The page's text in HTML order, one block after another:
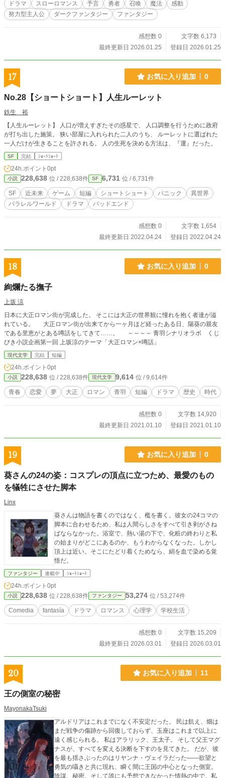
に、彼の運命は静かに、しかし確かに動き出す。 世界に拒ま
れた少年は、 果たしてどんな「英雄」になり、 どんな「人
ドラマ スローロマンス 予言 勇者 召喚 魔法
感動
努力型主人公
ダークファンタジー ファンタジー
感想数 0
文字数 6,173
最終更新日 2026.01.25
登録日 2026.01.25
17 お気に入り追加 0
No.28【ショートショート】人生ルーレット
鉄生 裕
【人生ルーレット】 人口が増えすぎたその惑星で、 人口調整を行うために政府
が打ち出した施策。 狭い部屋に入れられた二人のうち、 ルーレットに選ばれた
一人だけが生きることを許される。 人の生死を決める方法は、『運』だった。
SF 完結 ｼｮｰﾄｼｮｰﾄ
24h.ポイント 0pt
小説 228,638 位 / 228,638件 SF 6,731 位 / 6,731件
SF 近未来 ゲーム 短編 ショートショート パニック
異世界
パラレルワールド
ドラマ バッドエンド
感想数 0
文字数 1,654
最終更新日 2022.04.24
登録日 2022.04.24
18 お気に入り追加 0
絢爛たる撫子
上坂 涼
日本に大正ロマン街が完成した。 そこには大正の世界観に憧れを抱く者達が溢
れている。 大正ロマン街が出来てから一ヶ月ほど経ったある日、陽葵の親友
である里恵がとある噂話をしてきて……。 ～～～～ 青羽シナリオラボ くじ
びき小説企画第一回 上坂涼のテーマ「大正ロマン×噂話」
現代文学 完結 短編
24h.ポイント 0pt
小説 228,638 位 / 228,638件 現代文学 9,614 位 / 9,614件
青春 恋愛 夢 大正 ロマン 青羽 短編 ドラマ 歴史 時代
感想数 0
文字数 14,920
最終更新日 2021.01.10
登録日 2021.01.10
19 お気に入り追加 0
葵さんの24の姿：コスプレの頂点に立つため、最愛のもの
を犠牲にさせた脚本
Linx
葵さんは物語を書くのではなく、檻を書く。彼女の24コマの
脚本に合わせるため、私は人間らしさをすべて引き剥がさね
ばならなかった。浴室で、熱い湯の下で、化粧の終わりと私
の始まりがどこにあるのか、もうわからなくなった。しかし
頂上は近い。そこにたどり着くためなら、絹を血で染める覚
悟だ。
ファンタジー 連載中 ｼｮｰﾄｼｮｰﾄ
24h.ポイント 0pt
小説 228,638 位 / 228,638件 ファンタジー 53,274 位 / 53,274件
Comedia fantasía ドラマ ロマンス 心理学 学校生活
感想数 0
文字数 15,209
最終更新日 2026.03.01
登録日 2026.03.01
20 お気に入り追加 11
王の側室の秘密
MayonakaTsuki
アルドリアはこれまでになく不安定だった。 民は飢え、畑は
まだ戦争の傷跡から回復しておらず、玉座はこれまで以上に
遠く感じられる。 私はアラリック、王太子。 そして父王マグ
ナスが、すべてを変える決断を下すのを見てきた。 だが、彼
を最も揺さぶったのはリヤンナ・ヴェイラだった――欲望と
勇気の囁きと共に現れ、瞬く間に王国の中心となった側室。
陰謀、秘密、そして誰にも予想できなかった情熱の中で、私